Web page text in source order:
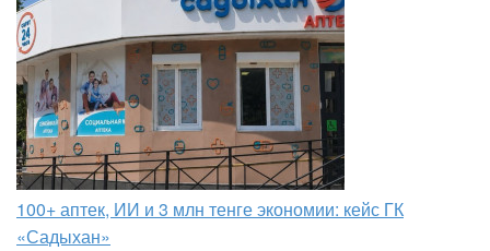
100+ аптек, ИИ и 3 млн тенге экономии: кейс ГК
«Садыхан»